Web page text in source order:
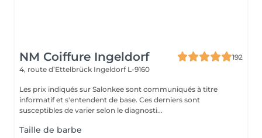
NM Coiffure Ingeldorf
192
4, route d’Ettelbrück Ingeldorf L-9160
Les prix indiqués sur Salonkee sont communiqués à titre
informatif et s'entendent de base. Ces derniers sont
susceptibles de varier selon le diagnosti...
Taille de barbe